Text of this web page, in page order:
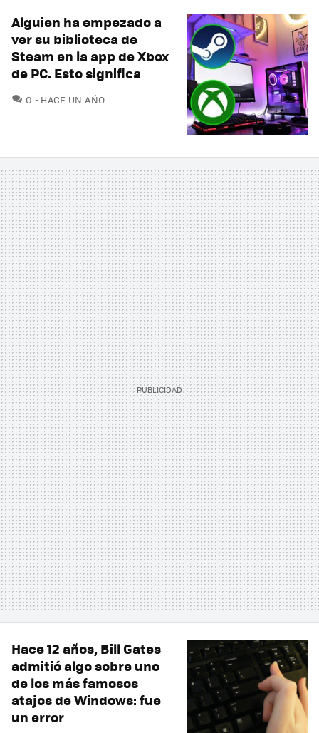
Alguien ha empezado a
ver su biblioteca de
Steam en la app de Xbox
de PC. Esto significa
0 COMENTARIOS
HACE UN AÑO
Hace 12 años, Bill Gates
admitió algo sobre uno
de los más famosos
atajos de Windows: fue
un error